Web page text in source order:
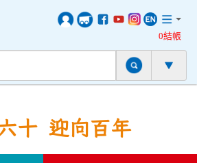
0結帳
十 迎向百年